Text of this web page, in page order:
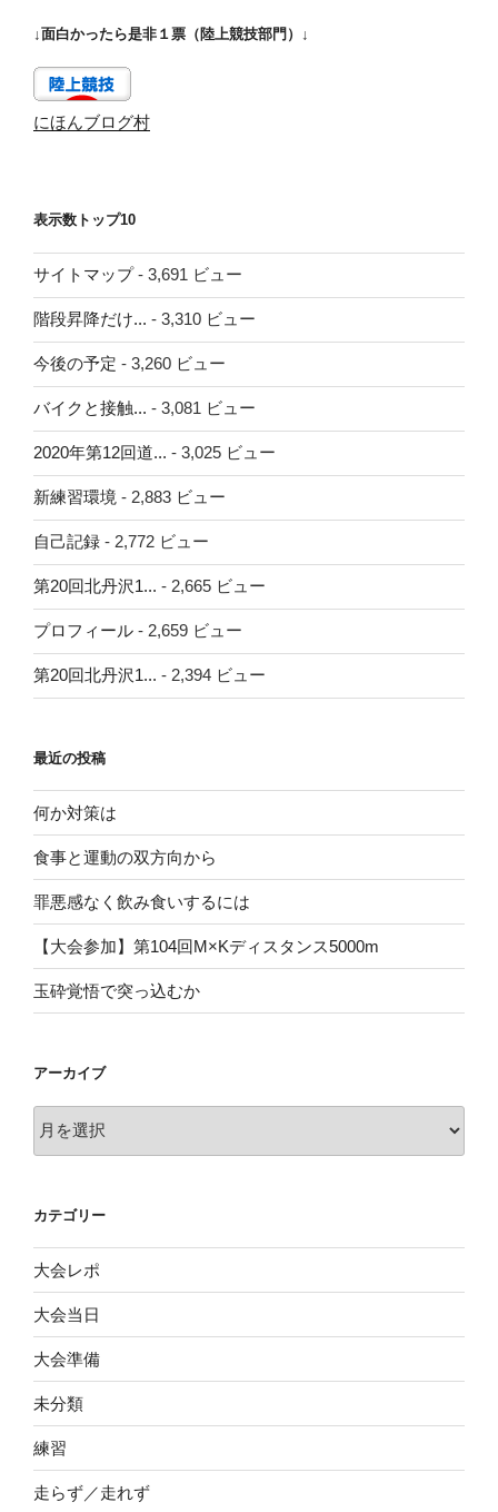
↓面白かったら是非１票（陸上競技部門）↓
にほんブログ村
表示数トップ10
サイトマップ- 3,691 ビュー
階段昇降だけ... - 3,310 ビュー
今後の予定 - 3,260 ビュー
バイクと接触... - 3,081 ビュー
2020年第12回道... - 3,025 ビュー
新練習環境 - 2,883 ビュー
自己記録 - 2,772 ビュー
第20回北丹沢1... - 2,665 ビュー
プロフィール - 2,659 ビュー
第20回北丹沢1... - 2,394 ビュー
最近の投稿
何か対策は
食事と運動の双方向から
罪悪感なく飲み食いするには
【大会参加】第104回M×Kディスタンス5000m
玉砕覚悟で突っ込むか
アーカイブ
ー
ブ
カテゴリー
大会レポ
大会当日
大会準備
未分類
練習
走らず／走れず